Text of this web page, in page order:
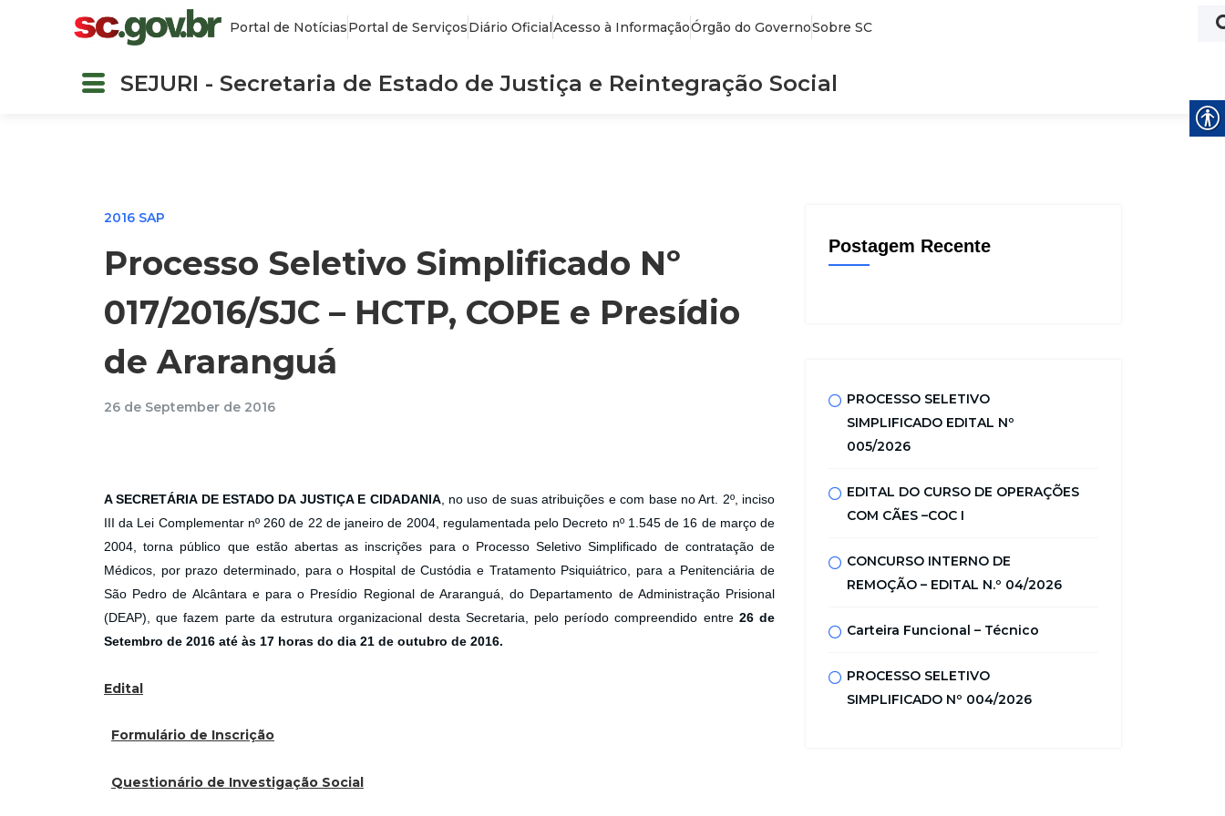
Portal de NotíciasPortal de ServiçosDiário OficialAcesso à InformaçãoÓrgão do GovernoSobre SC
SEJURI - Secretaria de Estado de Justiça e Reintegração Social
2016 SAP
Processo Seletivo Simplificado Nº
017/2016/SJC – HCTP, COPE e Presídio
de Araranguá
26 de September de 2016
A SECRETÁRIA DE ESTADO DA JUSTIÇA E CIDADANIA, no uso de suas atribuições e com base no Art. 2º, inciso
III da Lei Complementar nº 260 de 22 de janeiro de 2004, regulamentada pelo Decreto nº 1.545 de 16 de março de
2004, torna público que estão abertas as inscrições para o Processo Seletivo Simplificado de contratação de
Médicos, por prazo determinado, para o Hospital de Custódia e Tratamento Psiquiátrico, para a Penitenciária de
São Pedro de Alcântara e para o Presídio Regional de Araranguá, do Departamento de Administração Prisional
(DEAP), que fazem parte da estrutura organizacional desta Secretaria, pelo período compreendido entre26 de
Setembro de 2016 até às 17 horas do dia 21 de outubro de 2016.
Edital
Formulário de Inscrição
Questionário de Investigação Social
Postagem Recente
PROCESSO SELETIVO
SIMPLIFICADO EDITAL Nº
005/2026
EDITAL DO CURSO DE OPERAÇÕES
COM CÃES –COC I
CONCURSO INTERNO DE
REMOÇÃO – EDITAL N.º 04/2026
Carteira Funcional – Técnico
PROCESSO SELETIVO
SIMPLIFICADO Nº 004/2026